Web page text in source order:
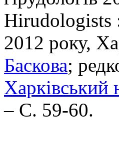
Hirudologists
2012 року,
Баскова;
Харківський
– С. 59-60.